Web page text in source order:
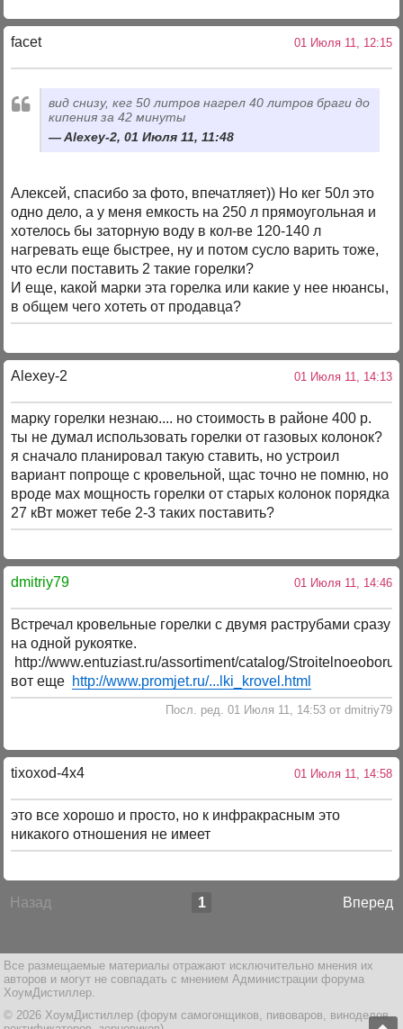
facet 01 Июля 11, 12:15
вид снизу, кег 50 литров нагрел 40 литров браги до
кипения за 42 минуты
Alexey-2, 01 Июля 11, 11:48
Алексей, спасибо за фото, впечатляет)) Но кег 50л это
одно дело, а у меня емкость на 250 л прямоугольная и
хотелось бы заторную воду в кол-ве 120-140 л
нагревать еще быстрее, ну и потом сусло варить тоже,
что если поставить 2 такие горелки?
И еще, какой марки эта горелка или какие у нее нюансы,
в общем чего хотеть от продавца?
Alexey-2 01 Июля 11, 14:13
марку горелки незнаю.... но стоимость в районе 400 р.
ты не думал использовать горелки от газовых колонок?
я сначало планировал такую ставить, но устроил
вариант попроще с кровельной, щас точно не помню, но
вроде мах мощность горелки от старых колонок порядка
27 кВт может тебе 2-3 таких поставить?
dmitriy79 01 Июля 11, 14:46
Встречал кровельные горелки с двумя раструбами сразу
на одной рукоятке.
http://www.entuziast.ru/assortiment/catalog/
вот еще http://www.promjet.ru/...lki_krovel.html
Посл. ред. 01 Июля 11, 14:53 от dmitriy79
tixoxod-4x4 01 Июля 11, 14:58
это все хорошо и просто, но к инфракрасным это
никакого отношения не имеет
Назад Вперед
1
Все размещаемые материалы отражают исключительно мнения их
авторов и могут не совпадать с мнением Администрации форума
ХоумДистиллер.
© 2026 ХоумДистиллер (форум самогонщиков, пивоваров, виноделов,